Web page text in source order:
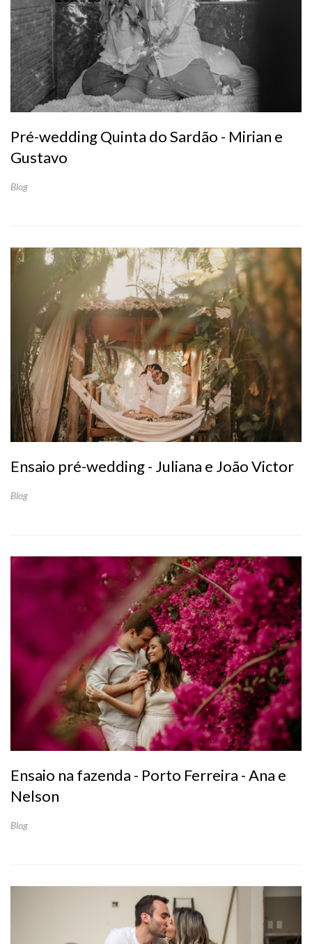
Pré-wedding Quinta do Sardão - Mirian e
Gustavo
Blog
Ensaio pré-wedding - Juliana e João Victor
Blog
Ensaio na fazenda - Porto Ferreira - Ana e
Nelson
Blog